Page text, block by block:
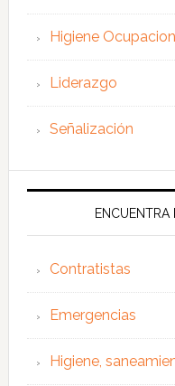
Higiene
Liderazgo
Señalización
ENCUENTRA
Contratistas
Emergencias
Higiene,